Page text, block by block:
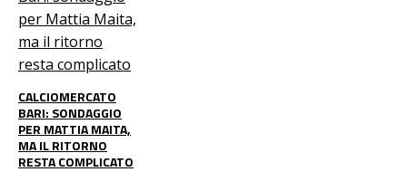
CALCIOMERCATO
BARI: SONDAGGIO
PER MATTIA MAITA,
MA IL RITORNO
RESTA COMPLICATO